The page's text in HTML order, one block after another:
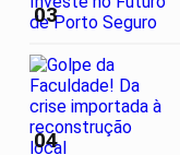
03
04